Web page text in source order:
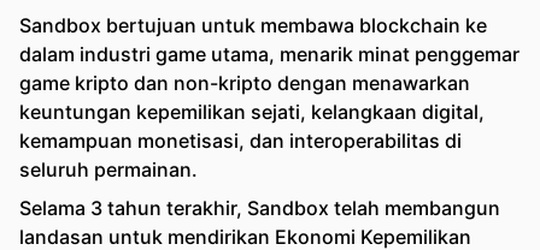
Sandbox bertujuan untuk membawa blockchain ke
dalam industri game utama, menarik minat penggemar
game kripto dan non-kripto dengan menawarkan
keuntungan kepemilikan sejati, kelangkaan digital,
kemampuan monetisasi, dan interoperabilitas di
seluruh permainan.
Selama 3 tahun terakhir, Sandbox telah membangun
landasan untuk mendirikan Ekonomi Kepemilikan